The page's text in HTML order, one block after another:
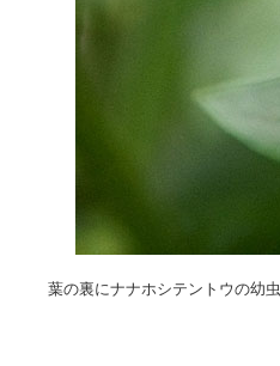
葉の裏にナナホシテントウの幼虫